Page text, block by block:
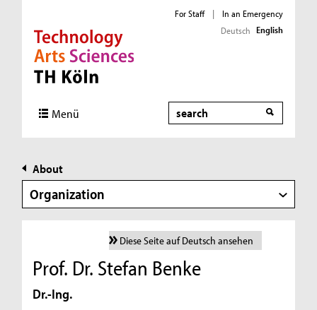
Direkt zur Hauptnavigation
Direkt zur Subnavigation
Direkt zum Inhalt
Direkt zum Fußbereich
For Staff |
In an Emergency
Deutsch English
Menü Search
About
Organization
Diese Seite auf Deutsch ansehen
Prof. Dr. Stefan Benke
Dr.-Ing.